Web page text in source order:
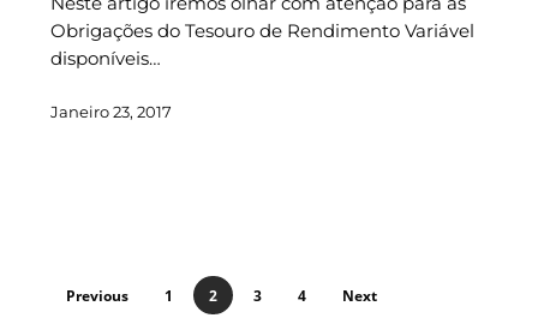
Obrigações do Tesouro de Rendimento Variável
disponíveis…
Janeiro 23, 2017
Previous 1 2 3 4 Next